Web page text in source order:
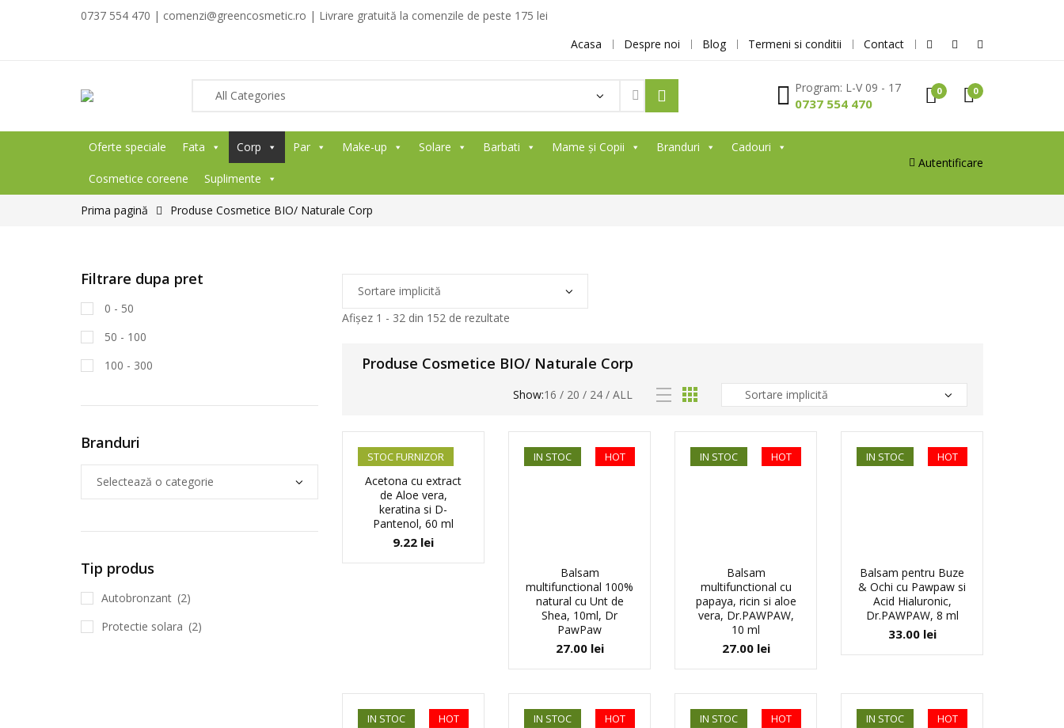
0737 554 470 | comenzi@greencosmetic.ro | Livrare gratuită la comenzile de peste 175 lei
Acasa
Despre noi Blog Termeni si conditii Contact
Program: L-V 09 - 17
0737 554 470
0 0
Oferte speciale Fata Corp Par Make-up Solare Barbati Mame și Copii Branduri Cadouri
Cosmetice coreene Suplimente
Autentificare
Prima pagină Produse Cosmetice BIO/ Naturale Corp
Afișez 1 - 32 din 152 de rezultate
Produse Cosmetice BIO/ Naturale Corp
Show:16 / 20 / 24 / ALL
STOC FURNIZOR
Acetona cu extract
de Aloe vera,
keratina si D-
Pantenol, 60 ml
9.22 lei
HOT
IN STOC
Balsam
multifunctional 100%
natural cu Unt de
Shea, 10ml, Dr
PawPaw
27.00 lei
HOT
IN STOC
Balsam
multifunctional cu
papaya, ricin si aloe
vera, Dr.PAWPAW,
10 ml
27.00 lei
HOT
IN STOC
Balsam pentru Buze
& Ochi cu Pawpaw si
Acid Hialuronic,
Dr.PAWPAW, 8 ml
33.00 lei
HOT
IN STOC HOT
IN STOC HOT
IN STOC HOT
IN STOC
Filtrare dupa pret
0 - 50
50 - 100
100 - 300
Branduri
Tip produs
Autobronzant (2)
Protectie solara (2)